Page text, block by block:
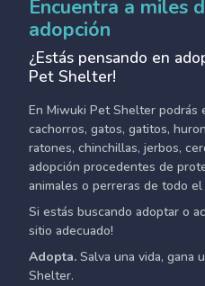
Encuentra a miles
adopción
¿Estás pensando en
Pet Shelter!
En Miwuki Pet Shelter podrás
cachorros, gatos, gatitos,
ratones, chinchillas, jerbos,
adopción procedentes de
animales o perreras de todo el
Si estás buscando adoptar o
sitio adecuado!
Adopta. Salva una vida, gana
Shelter.